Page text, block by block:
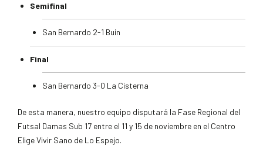
Semifinal
San Bernardo 2-1 Buin
Final
San Bernardo 3-0 La Cisterna
De esta manera, nuestro equipo disputará la Fase Regional del
Futsal Damas Sub 17 entre el 11 y 15 de noviembre en el Centro
Elige Vivir Sano de Lo Espejo.